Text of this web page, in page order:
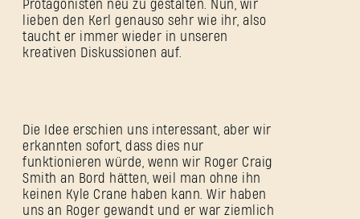
Protagonisten neu zu gestalten. Nun, wir
lieben den Kerl genauso sehr wie ihr, also
taucht er immer wieder in unseren
kreativen Diskussionen auf.
Die Idee erschien uns interessant, aber wir
erkannten sofort, dass dies nur
funktionieren würde, wenn wir Roger Craig
Smith an Bord hätten, weil man ohne ihn
keinen Kyle Crane haben kann. Wir haben
uns an Roger gewandt und er war ziemlich